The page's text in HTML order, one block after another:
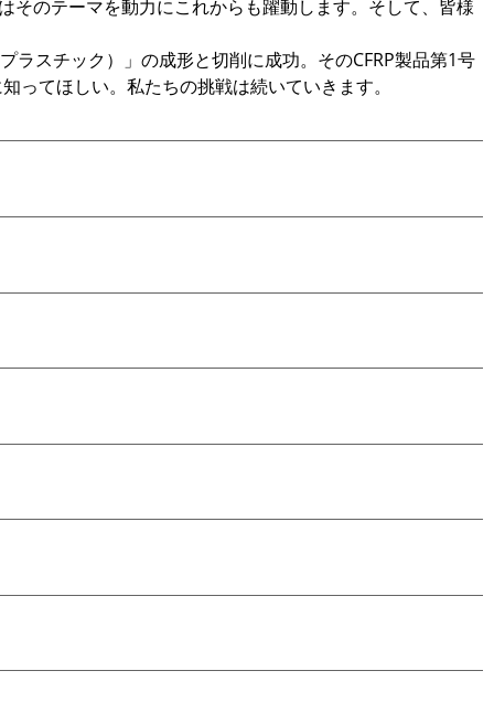
のテーマを動力にこれからも躍動します。そして、皆様
ラスチック）」の成形と切削に成功。そのCFRP製品第1号
ってほしい。私たちの挑戦は続いていきます。